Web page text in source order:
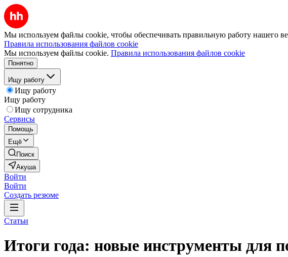
Мы используем файлы cookie, чтобы обеспечивать правильную работу нашего
Правила использования файлов cookie
Мы используем файлы cookie. Правила использования файлов cookie
Понятно
Ищу работу
Ищу работу
Ищу работу
Ищу сотрудника
Сервисы
Помощь
Ещё
Поиск
Акуша
Войти
Войти
Создать резюме
Статьи
Итоги года: новые инструменты для